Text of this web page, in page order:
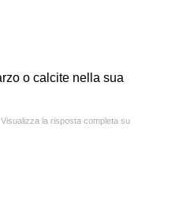
o calcite nella sua
Visualizza la risposta completa su